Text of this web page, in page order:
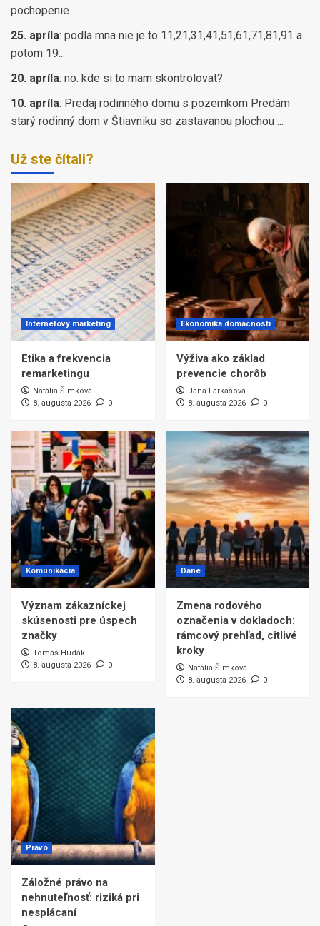
pochopenie
25. apríla: podla mna nie je to 11,21,31,41,51,61,71,81,91 a
potom 19...
20. apríla: no. kde si to mam skontrolovat?
10. apríla: Predaj rodinného domu s pozemkom Predám
starý rodinný dom v Štiavniku so zastavanou plochou ...
Už ste čítali?
Internetový marketing
Etika a frekvencia
remarketingu
Natália Šimková
8. augusta 2026
0
Ekonomika domácnosti
Výživa ako základ
prevencie chorôb
Jana Farkašová
8. augusta 2026
0
Komunikácia
Význam zákazníckej
skúsenosti pre úspech
značky
Tomáš Hudák
8. augusta 2026
0
Dane
Zmena rodového
označenia v dokladoch:
rámcový prehľad, citlivé
kroky
Natália Šimková
8. augusta 2026
0
Právo
Záložné právo na
nehnuteľnosť: riziká pri
nesplácaní